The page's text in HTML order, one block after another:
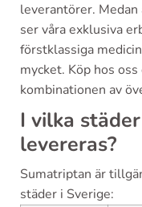
leverantörer.
ser våra exklusiva
förstklassiga
mycket. Köp hos
kombinationen av
I vilka
levereras?
Sumatriptan är
städer i Sverige: